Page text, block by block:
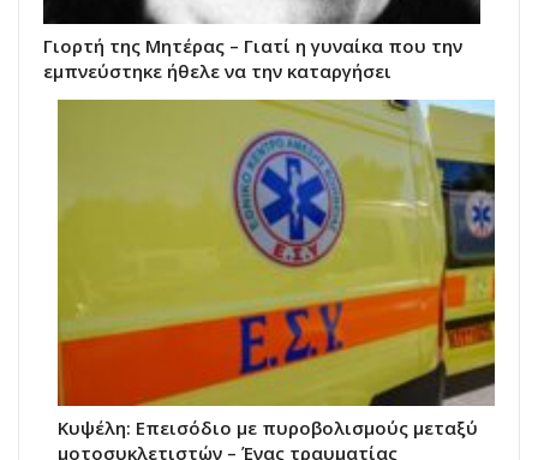
Γιορτή της Μητέρας – Γιατί η γυναίκα που την
εμπνεύστηκε ήθελε να την καταργήσει
Κυψέλη: Επεισόδιο με πυροβολισμούς μεταξύ
μοτοσυκλετιστών – Ένας τραυματίας